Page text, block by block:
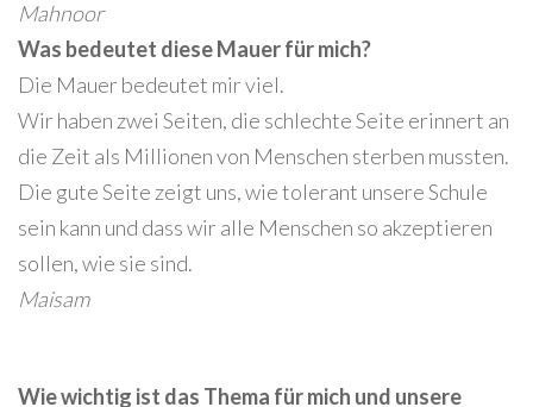
Mahnoor
Was bedeutet diese Mauer für mich?
Die Mauer bedeutet mir viel.
Wir haben zwei Seiten, die schlechte Seite erinnert an
die Zeit als Millionen von Menschen sterben mussten.
Die gute Seite zeigt uns, wie tolerant unsere Schule
sein kann und dass wir alle Menschen so akzeptieren
sollen, wie sie sind.
Maisam
Wie wichtig ist das Thema für mich und unsere